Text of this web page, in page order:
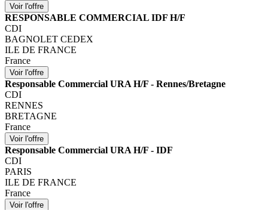
RESPONSABLE COMMERCIAL IDF H/F
CDI
BAGNOLET CEDEX
ILE DE FRANCE
France
Responsable Commercial URA H/F - Rennes/Bretagne
CDI
RENNES
BRETAGNE
France
Responsable Commercial URA H/F - IDF
CDI
PARIS
ILE DE FRANCE
France